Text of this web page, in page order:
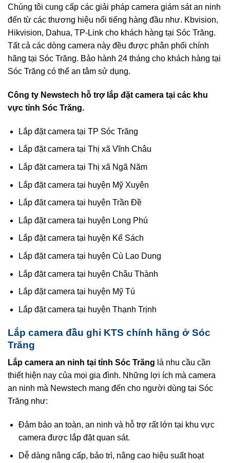
Chúng tôi cung cấp các giải pháp camera giám sát an ninh
đến từ các thương hiệu nổi tiếng hàng đầu như. Kbvision,
Hikvision, Dahua, TP-Link cho khách hàng tại Sóc Trăng.
Tất cả các dòng camera này đều được phân phối chính
hãng tại Sóc Trăng. Bảo hành 24 tháng cho khách hàng tại
Sóc Trăng có thể an tâm sử dụng.
Công ty Newstech hỗ trợ lắp đặt camera tại các khu
vực tỉnh Sóc Trăng.
Lắp đặt camera tại TP Sóc Trăng
Lắp đặt camera tại Thị xã Vĩnh Châu
Lắp đặt camera tại Thị xã Ngã Năm
Lắp đặt camera tại huyện Mỹ Xuyên
Lắp đặt camera tại huyện Trần Đề
Lắp đặt camera tại huyện Long Phú
Lắp đặt camera tại huyện Kế Sách
Lắp đặt camera tại huyện Cù Lao Dung
Lắp đặt camera tại huyện Châu Thành
Lắp đặt camera tại huyện Mỹ Tú
Lắp đặt camera tại huyện Thạnh Trịnh
Lắp camera đầu ghi KTS chính hãng ở Sóc
Trăng
Lắp camera an ninh tại tỉnh Sóc Trăng là nhu cầu cần
thiết hiện nay của mọi gia đình. Những lợi ích mà camera
an ninh mà Newstech mang đến cho người dùng tại Sóc
Trăng như:
Đảm bảo an toàn, an ninh và hỗ trợ rất lớn tại khu vực
camera được lắp đặt quan sát.
Dễ dàng nâng cấp, bảo trì, nâng cao hiệu suất hoạt